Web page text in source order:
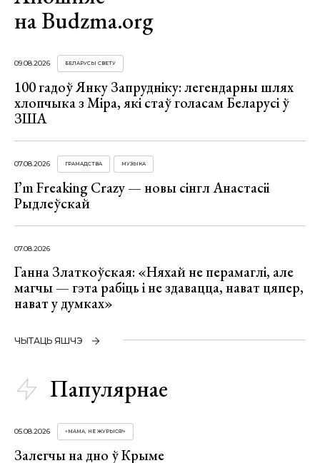
на Budzma.org
09.08.2026 БЕЛАРУСЫ СВЕТУ
100 гадоў Янку Запрудніку: легендарны шлях
хлопчыка з Міра, які стаў голасам Беларусі ў
ЗША
07.08.2026 ГРАМАДСТВА МУЗЫКА
I’m Freaking Crazy — новы сінгл Анастасіі
Рыдлеўскай
07.08.2026
Ганна Златкоўская: «Няхай не перамаглі, але
магчы — гэта рабіць і не здавацца, нават цяпер,
нават у думках»
ЧЫТАЦЬ ЯШЧЭ
Папулярнае
05.08.2026 «МАМА, НЕ ЖУРЫСЯ!»
Залегчы на дно ў Крыме